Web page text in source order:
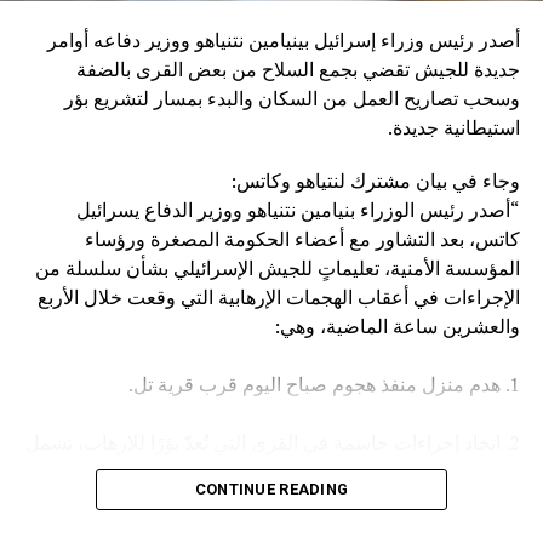
وكان مصدر مسؤول في الهيئة العامة للنقل السعودية قد صرح
الخميس، بأن سفينة (ENCELIA) التابعة لإحدى الشركات
السعودية، تعرضت لاستهداف أثناء إبحارها في البحر الأحمر، نتج
عنه حريق في مقدمتها.
وأكد المصدر أن جميع أفراد الطاقم بخير، مشيرا في السياق إلى
أن الجهات المعنية اتخذت كافة الإجراءات اللازمة لتأمين السفينة
وطاقمها وحماية البيئة البحرية.
أصدر رئيس وزراء إسرائيل بينيامين نتنياهو ووزير دفاعه أوامر
جديدة للجيش تقضي بجمع السلاح من بعض القرى بالضفة
وسحب تصاريح العمل من السكان والبدء بمسار لتشريع بؤر
استيطانية جديدة.
وجاء في بيان مشترك لنتياهو وكاتس:
“أصدر رئيس الوزراء بنيامين نتنياهو ووزير الدفاع يسرائيل
كاتس، بعد التشاور مع أعضاء الحكومة المصغرة ورؤساء
المؤسسة الأمنية، تعليماتٍ للجيش الإسرائيلي بشأن سلسلة من
الإجراءات في أعقاب الهجمات الإرهابية التي وقعت خلال الأربع
والعشرين ساعة الماضية، وهي:
1. هدم منزل منفذ هجوم صباح اليوم قرب قرية تل.
مصادرة الأسلحة وإلغاء تصاريح العمل، وغير ذلك.
CONTINUE READING